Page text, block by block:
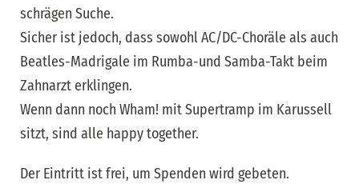
schrägen Suche.
Sicher ist jedoch, dass sowohl AC/DC-Choräle als auch
Beatles-Madrigale im Rumba-und Samba-Takt beim
Zahnarzt erklingen.
Wenn dann noch Wham! mit Supertramp im Karussell
sitzt, sind alle happy together.
Der Eintritt ist frei, um Spenden wird gebeten.